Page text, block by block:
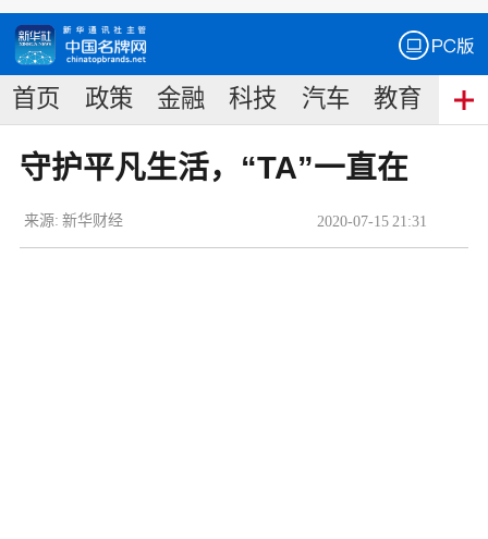
首页 政策 金融 科技 汽车 教育 食
守护平凡生活，“TA”一直在
2020-07-15 21:31
来源: 新华财经